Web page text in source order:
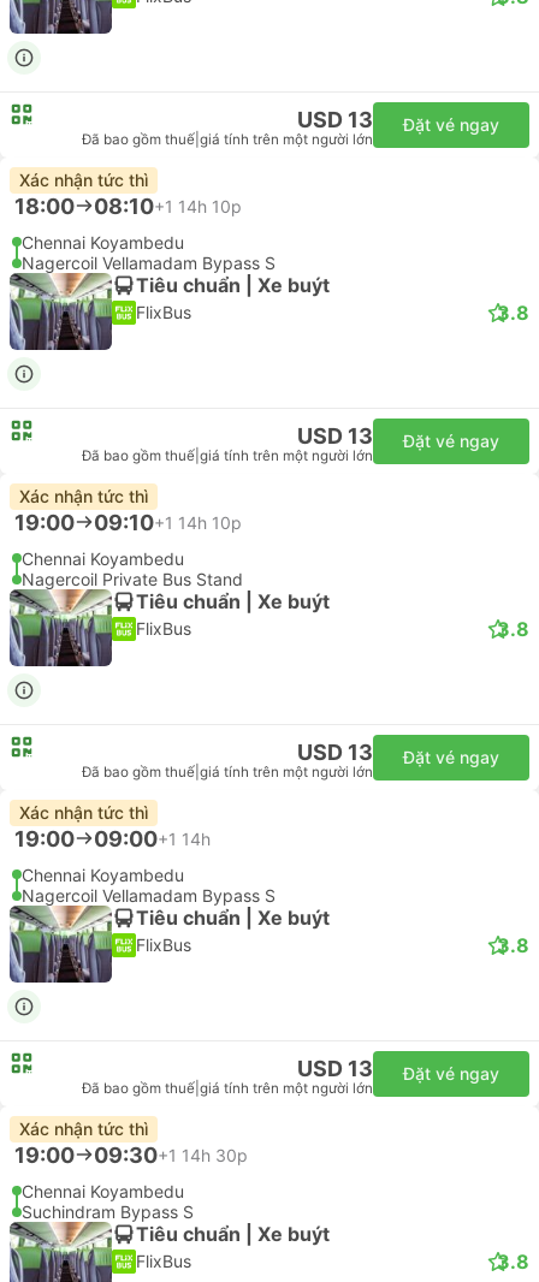
USD 13
Đã bao gồm thuế giá tính trên một người lớn
Đặt vé ngay
Xác nhận tức thì
18:00 08:10+1 14h 10p
Chennai Koyambedu
Nagercoil Vellamadam Bypass S
Tiêu chuẩn | Xe buýt
FlixBus 3.8
USD 13
Đã bao gồm thuế giá tính trên một người lớn
Đặt vé ngay
Xác nhận tức thì
19:00 09:10+1 14h 10p
Chennai Koyambedu
Nagercoil Private Bus Stand
Tiêu chuẩn | Xe buýt
FlixBus 3.8
USD 13
Đã bao gồm thuế giá tính trên một người lớn
Đặt vé ngay
Xác nhận tức thì
19:00 09:00+1 14h
Chennai Koyambedu
Nagercoil Vellamadam Bypass S
Tiêu chuẩn | Xe buýt
FlixBus 3.8
USD 13
Đã bao gồm thuế giá tính trên một người lớn
Đặt vé ngay
Xác nhận tức thì
19:00 09:30+1 14h 30p
Chennai Koyambedu
Suchindram Bypass S
Tiêu chuẩn | Xe buýt
FlixBus 3.8